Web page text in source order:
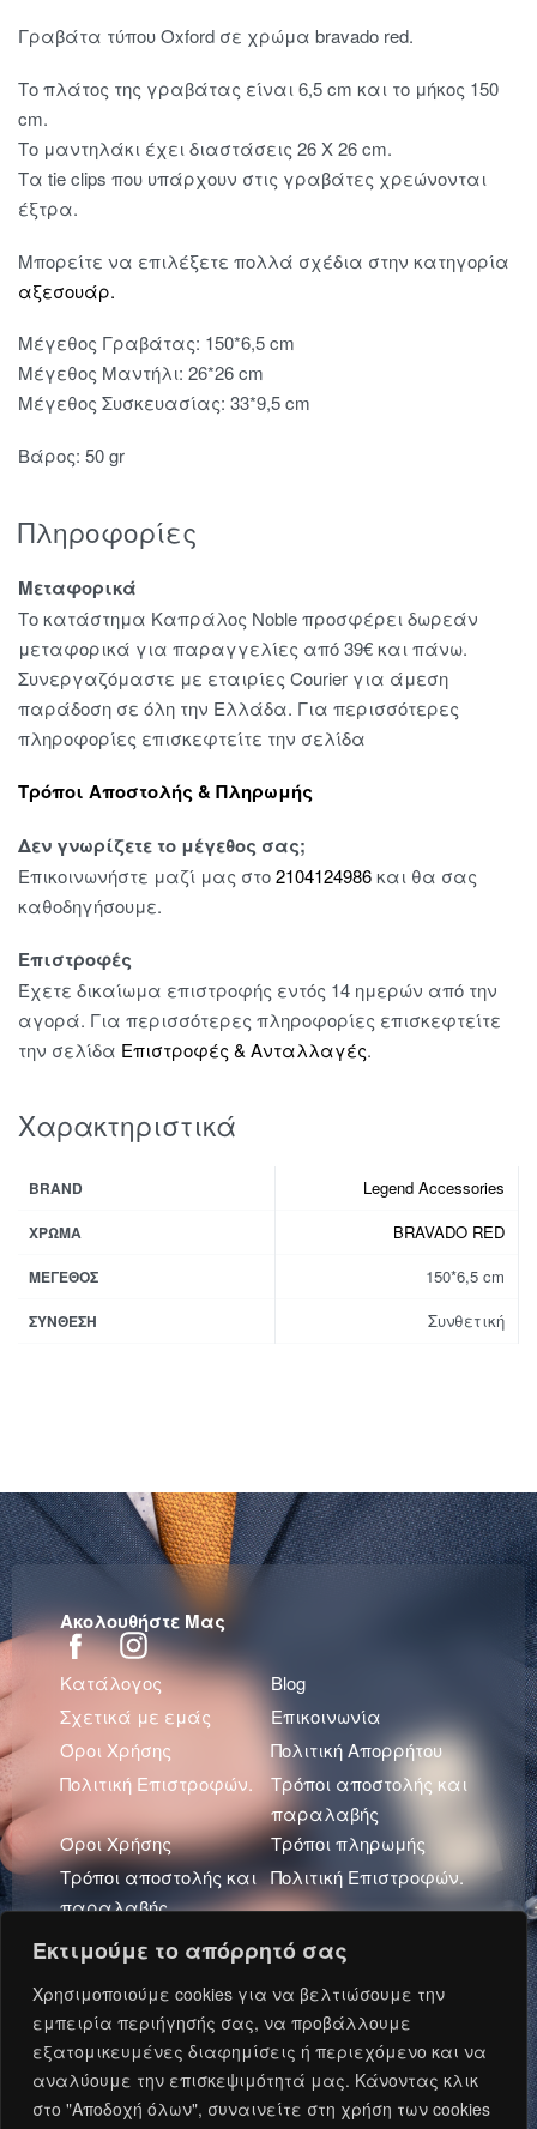
Εκτιμούμε το απόρρητό σας
Χρησιμοποιούμε cookies για να βελτιώσουμε την
εμπειρία περιήγησής σας, να προβάλλουμε
εξατομικευμένες διαφημίσεις ή περιεχόμενο και να
αναλύουμε την επισκεψιμότητά μας. Κάνοντας κλικ
στο "Αποδοχή όλων", συναινείτε στη χρήση των cookies
Γραβάτα τύπου Oxford σε χρώμα bravado red.
Το πλάτος της γραβάτας είναι 6,5 cm και το μήκος 150
cm.
Το μαντηλάκι έχει διαστάσεις 26 X 26 cm.
Τα tie clips που υπάρχουν στις γραβάτες χρεώνονται
έξτρα.
Μπορείτε να επιλέξετε πολλά σχέδια στην κατηγορία
αξεσουάρ.
Μέγεθος Γραβάτας: 150*6,5 cm
Μέγεθος Μαντήλι: 26*26 cm
Μέγεθος Συσκευασίας: 33*9,5 cm
Βάρος: 50 gr
Πληροφορίες
Μεταφορικά
Το κατάστημα Καπράλος Noble προσφέρει δωρεάν
μεταφορικά για παραγγελίες από 39€ και πάνω.
Συνεργαζόμαστε με εταιρίες Courier για άμεση
παράδοση σε όλη την Ελλάδα. Για περισσότερες
πληροφορίες επισκεφτείτε την σελίδα
Τρόποι Αποστολής & Πληρωμής
Δεν γνωρίζετε το μέγεθος σας;
Επικοινωνήστε μαζί μας στο2104124986και θα σας
καθοδηγήσουμε.
Επιστροφές
Έχετε δικαίωμα επιστροφής εντός 14 ημερών από την
αγορά. Για περισσότερες πληροφορίες επισκεφτείτε
την σελίδα Επιστροφές & Ανταλλαγές.
Χαρακτηριστικά
BRAND Legend Accessories
ΧΡΏΜΑ BRAVADO RED
ΜΈΓΕΘΟΣ 150*6,5 cm
ΣΎΝΘΕΣΗ Συνθετική
Ακολουθήστε Μας
Κατάλογος
Blog
Σχετικά με εμάς
Επικοινωνία
Όροι Χρήσης
Πολιτική Απορρήτου
Πολιτική Επιστροφών.
Τρόποι αποστολής και
παραλαβής
Όροι Χρήσης
Τρόποι πληρωμής
Τρόποι αποστολής και
παραλαβής
Πολιτική Επιστροφών.
Πολιτική Απορρήτου
Πρόσφατα Άρθρα
Ανάπτυξη και Φιλοξενία: Oxford Metadata © 2026.